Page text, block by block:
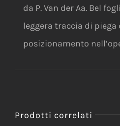
da P. Van der Aa. Bel
leggera traccia di piega
posizionamento
Prodotti correlati